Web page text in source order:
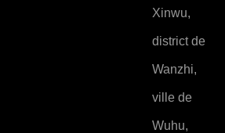
Xinwu,
district de
Wanzhi,
ville de
Wuhu,